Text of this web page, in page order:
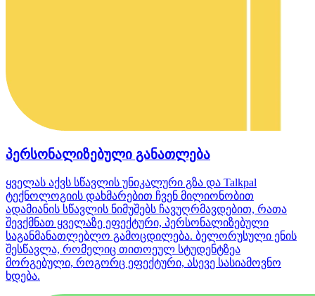
პერსონალიზებული განათლება
ყველას აქვს სწავლის უნიკალური გზა და Talkpal
ტექნოლოგიის დახმარებით ჩვენ მილიონობით
ადამიანის სწავლის ნიმუშებს ჩავუღრმავდებით, რათა
შევქმნათ ყველაზე ეფექტური, პერსონალიზებული
საგანმანათლებლო გამოცდილება. ბელორუსული ენის
შესწავლა, რომელიც თითოეულ სტუდენტზეა
მორგებული, როგორც ეფექტური, ასევე სასიამოვნო
ხდება.